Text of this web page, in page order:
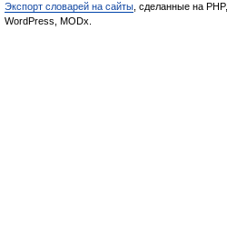
Экспорт словарей на сайты , сделанные на PHP,
WordPress, MODx.